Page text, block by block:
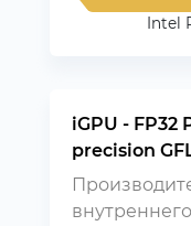
Intel
iGPU - FP32
precision